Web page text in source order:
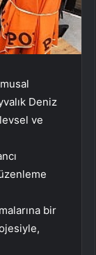
Deniz
ve
bir